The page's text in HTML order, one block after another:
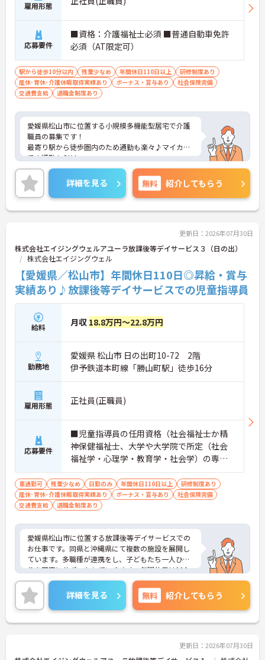
雇用形態
応募要件
■資格：介護福祉士必須 ■普通自動車免許
必須（AT限定可）
駅から徒歩10分以内 残業少なめ 年間休日110日以上
研修制度あり
産休･育休･介護休暇取得実績あり
ボーナス・賞与あり
社会保険完備
交通費支給
退職金制度あり
愛媛県松山市に位置する小規模多機能型居宅で介護
職員の募集です！
最寄り駅から徒歩圏内のため通勤も楽々♪マイカー
での通勤もOK！
年間休日110日もあり、プライベートとの両立を目
指す方におすすめの環境です◎昇給や賞与制度があ
り、頑張りが評価されてしっかりと還元されます。
しっかりとしたフォロー体制で、経験に関わらず安
心してスタートできます。
ントもお伝えしますので是非ご応募お待ちしており
ます。
詳細を見る 無料 紹介してもらう
更新日：2026年07月30日
株式会社エイジングウェルアユーラ放課後等デイサービス３（日の出）
株式会社エイジングウェル
【愛媛県／松山市】年間休日110日◎昇給・賞与
実績あり♪放課後等デイサービスでの児童指導員
給料 月収 18.8万円～22.8万円
勤務地
愛媛県 松山市 日の出町10-72 2階
伊予鉄道本町線「勝山町駅」徒歩16分
雇用形態 正社員(正職員)
応募要件
■児童指導員の任用資格（社会福祉士か精
神保健福祉士、大学や大学院で所定（社会
福祉学・心理学・教育学・社会学）の専門
課程を修了、児童福祉施設で2年以上の実務
経験がある） ■普通自動車運転免許（ＡＴ
限定可）／必須 ■児童指導員経験あれば尚
可
車通勤可 残業少なめ 日勤のみ 年間休日110日以上
研修制度あり
産休･育休･介護休暇取得実績あり
ボーナス・賞与あり
社会保険完備
交通費支給
退職金制度あり
愛媛県松山市に位置する放課後等デイサービスでの
お仕事です。同県と沖縄県にて複数の施設を展開し
ています。多職種が連携をし、子どもたち一人ひと
りを丁寧にサポートしていきます。年間休日は110
日、残業は月に10時間程度で、メリハリのある勤務
が可能です。ご興味のある方には、面接対策ポイン
トなど、さらに詳細をお話しいたしますのでお気軽
にご相談ください！
詳細を見る 無料 紹介してもらう
更新日：2026年07月30日